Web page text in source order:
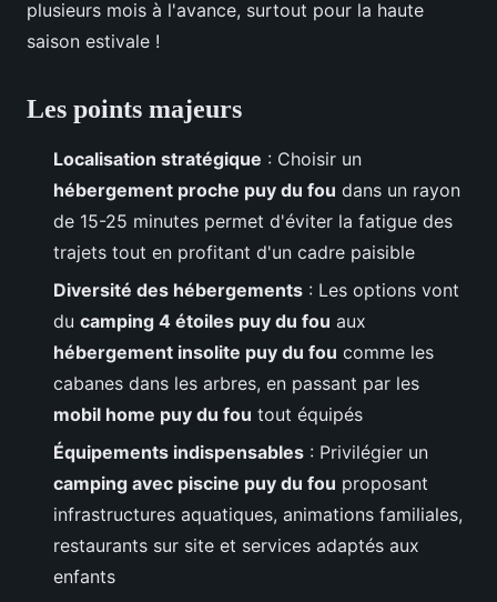
plusieurs mois à l'avance, surtout pour la haute
saison estivale !
Les points majeurs
Localisation stratégique : Choisir un
hébergement proche puy du fou dans un rayon
de 15-25 minutes permet d'éviter la fatigue des
trajets tout en profitant d'un cadre paisible
Diversité des hébergements : Les options vont
du camping 4 étoiles puy du fou aux
hébergement insolite puy du fou comme les
cabanes dans les arbres, en passant par les
mobil home puy du fou tout équipés
Équipements indispensables : Privilégier un
camping avec piscine puy du fou proposant
infrastructures aquatiques, animations familiales,
restaurants sur site et services adaptés aux
enfants